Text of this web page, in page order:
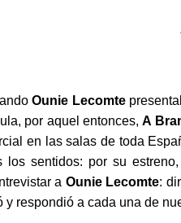
Ounie Lecomte
por aquel entonces,A
en las salas de toda
los sentidos: por su
a Ounie Lecomte:
y respondió a cada una de